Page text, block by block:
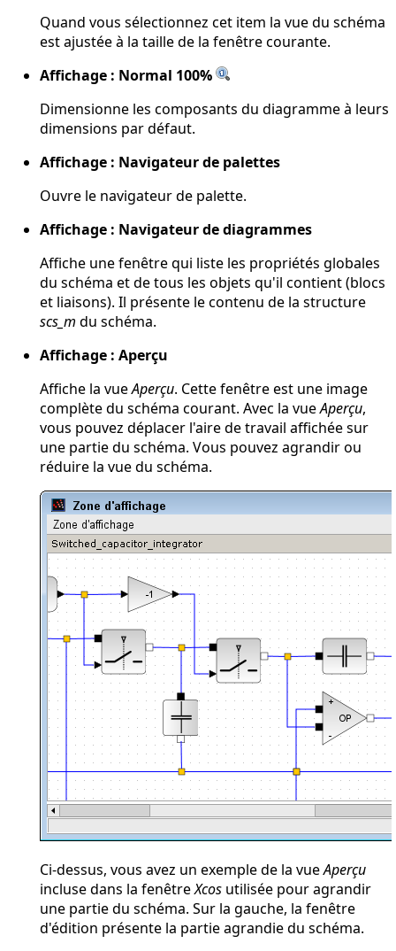
Quand vous sélectionnez cet item la vue du schéma
est ajustée à la taille de la fenêtre courante.
Affichage : Normal 100%
Dimensionne les composants du diagramme à leurs
dimensions par défaut.
Affichage : Navigateur de palettes
Ouvre le navigateur de palette.
Affichage : Navigateur de diagrammes
Affiche une fenêtre qui liste les propriétés globales
du schéma et de tous les objets qu'il contient (blocs
et liaisons). Il présente le contenu de la structure
scs_m du schéma.
Affichage : Aperçu
Affiche la vueAperçu. Cette fenêtre est une image
complète du schéma courant. Avec la vueAperçu,
vous pouvez déplacer l'aire de travail affichée sur
une partie du schéma. Vous pouvez agrandir ou
réduire la vue du schéma.
Ci-dessus, vous avez un exemple de la vueAperçu
incluse dans la fenêtreXcos utilisée pour agrandir
une partie du schéma. Sur la gauche, la fenêtre
d'édition présente la partie agrandie du schéma.